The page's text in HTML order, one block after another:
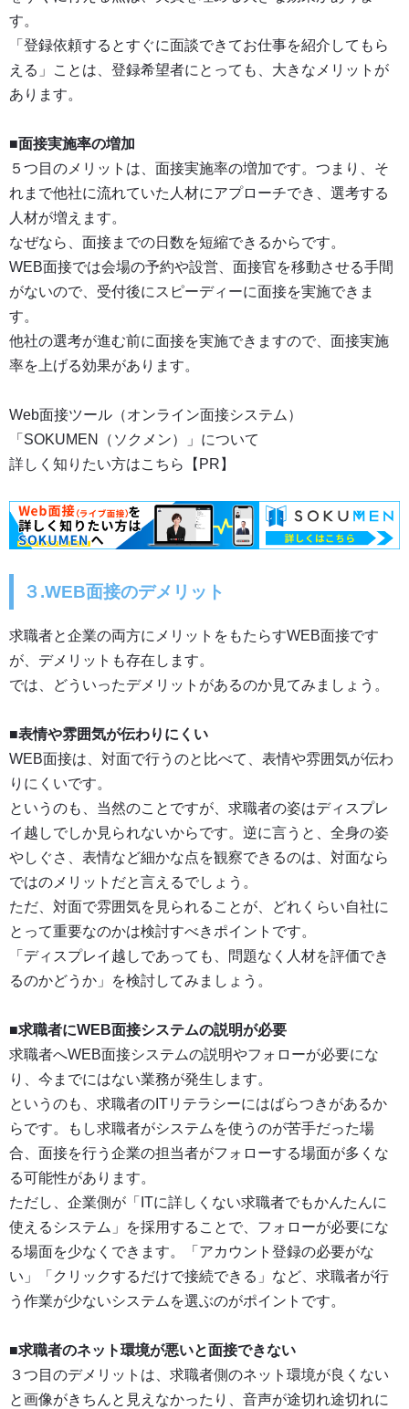
す。
「登録依頼するとすぐに面談できてお仕事を紹介してもら
える」ことは、登録希望者にとっても、大きなメリットが
あります。
■面接実施率の増加
５つ目のメリットは、面接実施率の増加です。つまり、そ
れまで他社に流れていた人材にアプローチでき、選考する
人材が増えます。
なぜなら、面接までの日数を短縮できるからです。
WEB面接では会場の予約や設営、面接官を移動させる手間
がないので、受付後にスピーディーに面接を実施できま
す。
他社の選考が進む前に面接を実施できますので、面接実施
率を上げる効果があります。
Web面接ツール（オンライン面接システム）
「SOKUMEN（ソクメン）」について
詳しく知りたい方はこちら【PR】
３.WEB面接のデメリット
求職者と企業の両方にメリットをもたらすWEB面接です
が、デメリットも存在します。
では、
どういったデメリットがあるのか見てみましょう。
■表情や雰囲気が伝わりにくい
WEB面接は、対面で行うのと比べて、表情や雰囲気が伝わ
りにくいです。
というのも、当然のことですが、求職者の姿はディスプレ
イ越しでしか見られないからです。逆に言うと、全身の姿
やしぐさ、表情など細かな点を観察できるのは、対面なら
ではのメリットだと言えるでしょう。
ただ、対面で雰囲気を見られることが、どれくらい自社に
とって重要なのかは検討すべきポイントです。
「ディスプレイ越しであっても、問題なく人材を評価でき
るのかどうか」を検討してみましょう。
■求職者にWEB面接システムの説明が必要
求職者へWEB面接システムの説明やフォローが必要にな
り、今までにはない業務が発生します。
というのも、求職者のITリテラシーにはばらつきがあるか
らです。もし求職者がシステムを使うのが苦手だった場
合、面接を行う企業の担当者がフォローする場面が多くな
る可能性があります。
ただし、企業側が「ITに詳しくない求職者でもかんたんに
使えるシステム」を採用することで、フォローが必要にな
る場面を少なくできます。「アカウント登録の必要がな
い」「クリックするだけで接続できる」など、求職者が行
う作業が少ないシステムを選ぶのがポイントです。
■求職者のネット環境が悪いと面接できない
３つ目のデメリットは、求職者側のネット環境が良くない
と画像がきちんと見えなかったり、音声が途切れ途切れに